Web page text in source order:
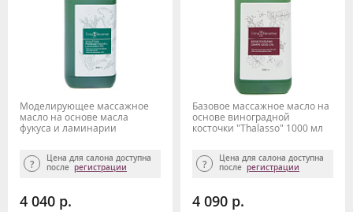
Моделирующее массажное
масло на основе масла
фукуса и ламинарии
Цена для салона доступна
после регистрации
4 040 р.
Базовое массажное масло на
основе виноградной
косточки "Thalasso" 1000 мл
Цена для салона доступна
после регистрации
4 090 р.